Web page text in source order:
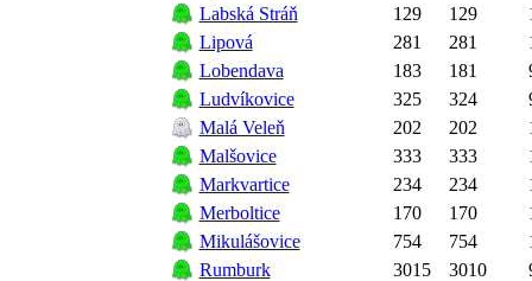
Labská Stráň
129 129
Lipová
281 281
Lobendava
183 181
Ludvíkovice
325 324
Malá Veleň
202 202
Malšovice
333 333
Markvartice
234 234
Merboltice
170 170
Mikulášovice
754 754
Rumburk
3015 3010